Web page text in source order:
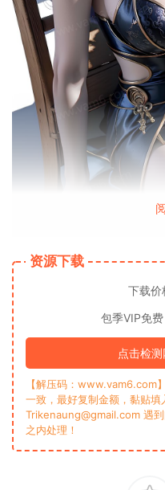
资源下载
下载价
包季VIP免费
点击检
【解压码：www.vam6.com
一致，最好复制金额，黏贴填
Trikenaung@gmail.com 遇
之内处理！